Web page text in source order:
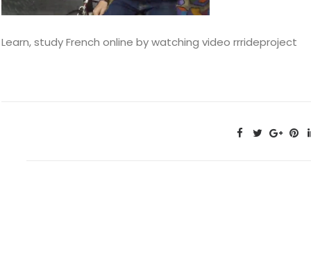
Learn, study French online by watching video rrrideproject